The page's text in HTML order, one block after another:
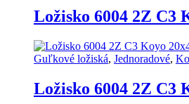
Ložisko 6004 2Z C3
Guľkové ložiská, Jednoradové,
Ložisko 6004 2Z C3